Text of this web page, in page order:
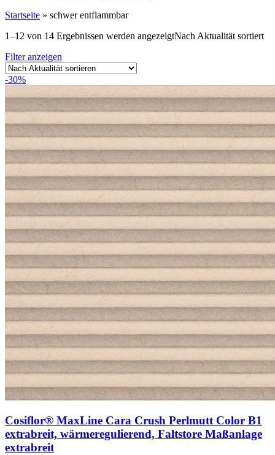
Startseite » schwer entflammbar
1–12 von 14 Ergebnissen werden angezeigtNach Aktualität sortiert
Filter anzeigen
-30%
Cosiflor® MaxLine Cara Crush Perlmutt Color B1
extrabreit, wärmeregulierend, Faltstore Maßanlage
extrabreit